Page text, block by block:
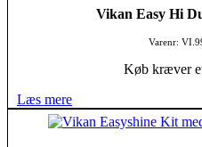
Vikan Easy Hi
Varenr:
Køb kræver
Læs mere